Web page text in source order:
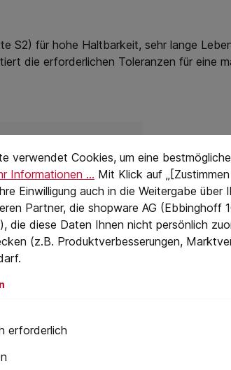
S2) für hohe Haltbarkeit, sehr lange
die erforderlichen Toleranzen für eine
Phillips
4″
verwendet Cookies, um eine
Informationen ... Mit Klick auf
Einwilligung auch in die Weitergabe über
Partner, die shopware AG (Ebbinghoff
die diese Daten Ihnen nicht persönlich
(z.B. Produktverbesserungen,
erforderlich